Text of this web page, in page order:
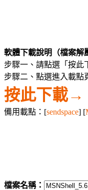
軟體下載說明（檔案解
步驟一、請點選「按此
步驟二、點選進入載點
按此下載→
備用載點：[sendspace] [
檔案名稱：